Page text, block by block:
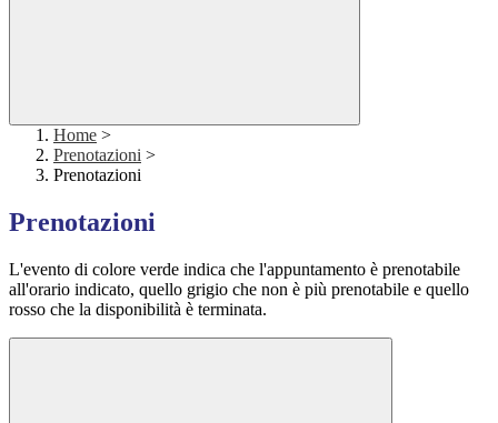
Home >
Prenotazioni >
Prenotazioni
Prenotazioni
L'evento di colore verde indica che l'appuntamento è prenotabile
all'orario indicato, quello grigio che non è più prenotabile e quello
rosso che la disponibilità è terminata.